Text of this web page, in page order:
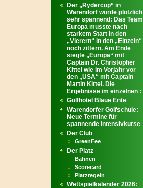
Der „Rydercup“ in
Warendorf wurde plötzlich
sehr spannend: Das Team
Europa musste nach
starkem Start in den
„Vierern“ in den „Einzeln“
noch zittern. Am Ende
siegte „Europa“ mit
Captain Dr. Christopher
Kittel wie im Vorjahr vor
den „USA“ mit Captain
Martin Kittel. Die
Ergebnisse im einzelnen :
Golfhotel Blaue Ente
Warendorfer Golfschule:
Neue Termine für
spannende Intensivkurse
Der Club
GreenFee
Der Platz
Bahnen
Scorecard
Platzregeln
Wettspielkalender 2026: